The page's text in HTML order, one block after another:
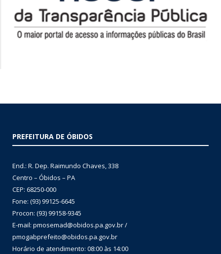
PREFEITURA DE ÓBIDOS
End.: R. Dep. Raimundo Chaves, 338
Centro – Óbidos – PA
CEP: 68250-000
Fone: (93) 99125-6645
Procon: (93) 99158-9345
E-mail: pmosemad@obidos.pa.gov.br /
pmogabprefeito@obidos.pa.gov.br
Horário de atendimento: 08:00 às 14:00